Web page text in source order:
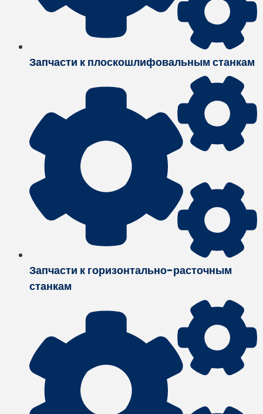
Запчасти к плоскошлифовальным станкам
Запчасти к горизонтально-расточным
станкам